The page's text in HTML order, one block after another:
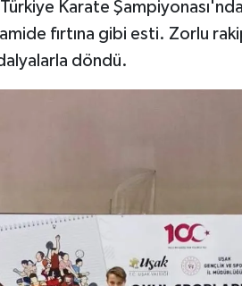
Türkiye Karate
fırtına gibi esti. Zorlu
döndü.